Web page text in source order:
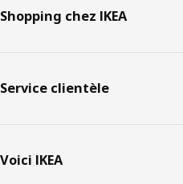
Shopping chez IKEA
Service clientèle
Voici IKEA